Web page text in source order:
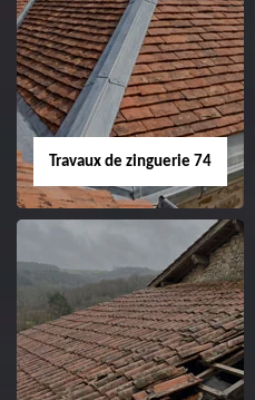
Travaux de zinguerie 74